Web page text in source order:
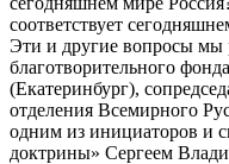
соответствует
Эти и другие вопросы мы
благотворительного
(Екатеринбург),
отделения Всемирного
одним из инициаторов и
доктрины» Сергеем